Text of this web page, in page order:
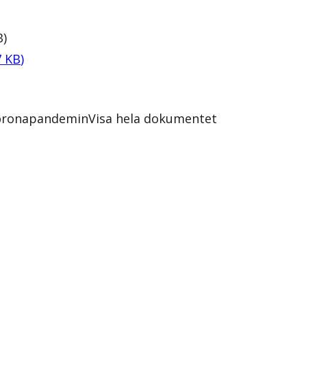
)
KB)
Visa hela dokumentet